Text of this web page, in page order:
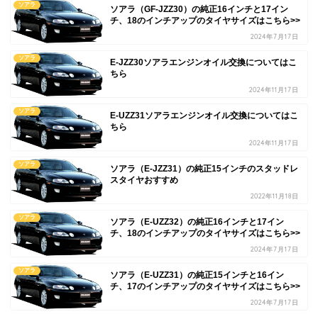
ソアラ
ソアラ（GF-JZZ30）の純正16インチと17イン
チ、18のインチアップのタイヤサイズはこちら>>
2024年7月17日
ソアラ
E-JZZ30ソアラエンジンオイル交換についてはこ
ちら
2024年11月17日
ソアラ
E-UZZ31ソアラエンジンオイル交換についてはこ
ちら
2024年11月17日
ソアラ
ソアラ（E-JZZ31）の純正15インチのスタッドレ
スタイヤおすすめ
2022年11月18日
ソアラ
ソアラ（E-UZZ32）の純正16インチと17イン
チ、18のインチアップのタイヤサイズはこちら>>
2024年7月17日
ソアラ
ソアラ（E-UZZ31）の純正15インチと16イン
チ、17のインチアップのタイヤサイズはこちら>>
2024年7月17日